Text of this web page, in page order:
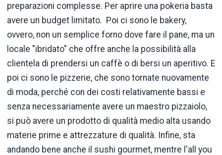
preparazioni complesse. Per aprire una pokeria basta
avere un budget limitato. Poi ci sono le bakery,
ovvero, non un semplice forno dove fare il pane, ma un
locale "ibridato" che offre anche la possibilità alla
clientela di prendersi un caffè o di bersi un aperitivo. E
poi ci sono le pizzerie, che sono tornate nuovamente
di moda, perché con dei costi relativamente bassi e
senza necessariamente avere un maestro pizzaiolo,
si può avere un prodotto di qualità medio alta usando
materie prime e attrezzature di qualità. Infine, sta
andando bene anche il sushi gourmet, mentre l'all you